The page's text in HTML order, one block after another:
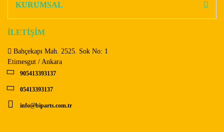
Bu ürüne benzer farklı alternatifler olmalı.
KURUMSAL
İLETİŞİM
Bahçekapı Mah. 2525. Sok No: 1
Etimesgut / Ankara
905413393137
05413393137
info@biparts.com.tr